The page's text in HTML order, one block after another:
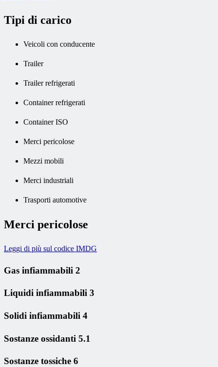
Tipi di carico
Veicoli con conducente
Trailer
Trailer refrigerati
Container refrigerati
Container ISO
Merci pericolose
Mezzi mobili
Merci industriali
Trasporti automotive
Merci pericolose
Leggi di più sul codice IMDG
Gas infiammabili 2
Liquidi infiammabili 3
Solidi infiammabili 4
Sostanze ossidanti 5.1
Sostanze tossiche 6